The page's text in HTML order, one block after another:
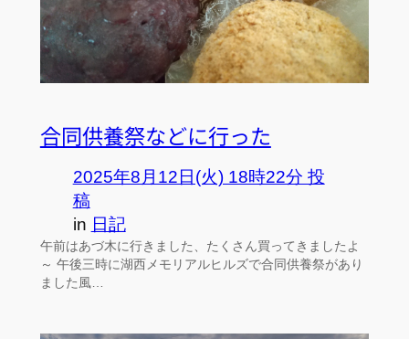
合同供養祭などに行った
2025年8月12日(火) 18時22分 投
稿
in 日記
午前はあづ木に行きました、たくさん買ってきましたよ
～ 午後三時に湖西メモリアルヒルズで合同供養祭があり
ました風…